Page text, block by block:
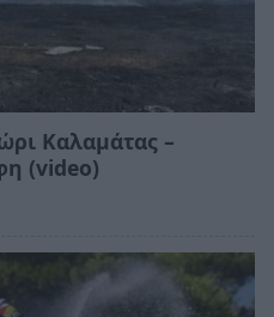
Καλαμάτας –
(video)